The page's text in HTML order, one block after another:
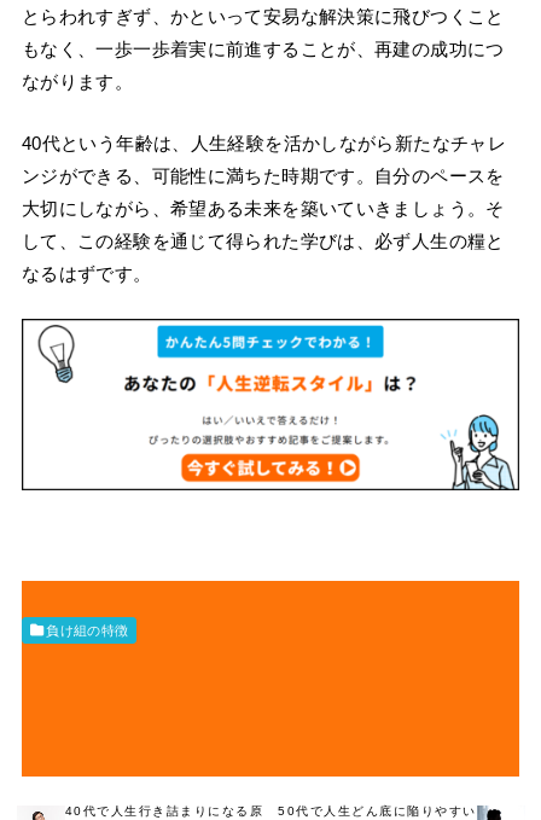
とらわれすぎず、かといって安易な解決策に飛びつくこと
もなく、一歩一歩着実に前進することが、再建の成功につ
ながります。
40代という年齢は、人生経験を活かしながら新たなチャレ
ンジができる、可能性に満ちた時期です。自分のペースを
大切にしながら、希望ある未来を築いていきましょう。そ
して、この経験を通じて得られた学びは、必ず人生の糧と
なるはずです。
負け組の特徴
40代で人生行き詰まりになる原
50代で人生どん底に陥りやすい